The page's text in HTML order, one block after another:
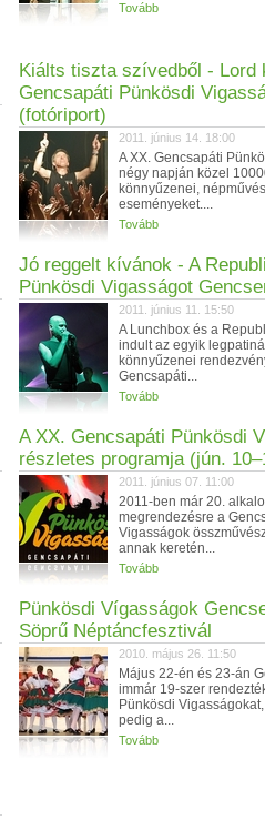
Tovább
Kiálts tiszta szívedből - Lord
Gencsapáti Pünkösdi
(fotóriport)
2011. június 14. 18:00
A XX. Gencsapáti
négy napján közel
könnyűzenei,
eseményeket....
Tovább
Jó reggelt kívánok - A
Pünkösdi Vigasságot
2011. június 11. 15:50
A Lunchbox és a
indult az egyik
könnyűzenei
Gencsapáti...
Tovább
A XX. Gencsapáti Pünkösdi
részletes programja (jún.
2011. június 07. 11:00
2011-ben már 20.
megrendezésre a
Vigasságok
annak keretén...
Tovább
Pünkösdi Vígasságok
Söprű Néptáncfesztivál
2010. május 26. 11:50
Május 22-én és 23-án
immár 19-szer
Pünkösdi
pedig a...
Tovább